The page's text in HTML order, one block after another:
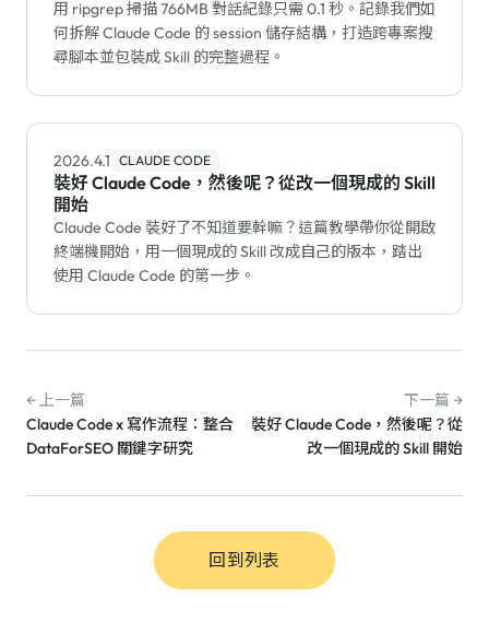
用 ripgrep 掃描 766MB 對話紀錄只需 0.1 秒。記錄我們如
何拆解 Claude Code 的 session 儲存結構，打造跨專案搜
尋腳本並包裝成 Skill 的完整過程。
2026.4.1 CLAUDE CODE
裝好 Claude Code，然後呢？從改一個現成的 Skill
開始
Claude Code 裝好了不知道要幹嘛？這篇教學帶你從開啟
終端機開始，用一個現成的 Skill 改成自己的版本，踏出
使用 Claude Code 的第一步。
← 上一篇
Claude Code x 寫作流程：整合
DataForSEO 關鍵字研究
下一篇 →
裝好 Claude Code，然後呢？從
改一個現成的 Skill 開始
回到列表